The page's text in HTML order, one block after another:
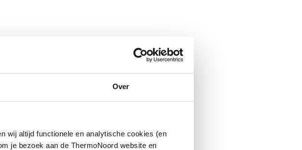
Over
wij altijd functionele en analytische cookies (en
je bezoek aan de ThermoNoord website en